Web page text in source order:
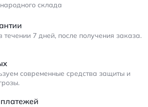
склада
7 дней, после получения заказа.
современные средства защиты и